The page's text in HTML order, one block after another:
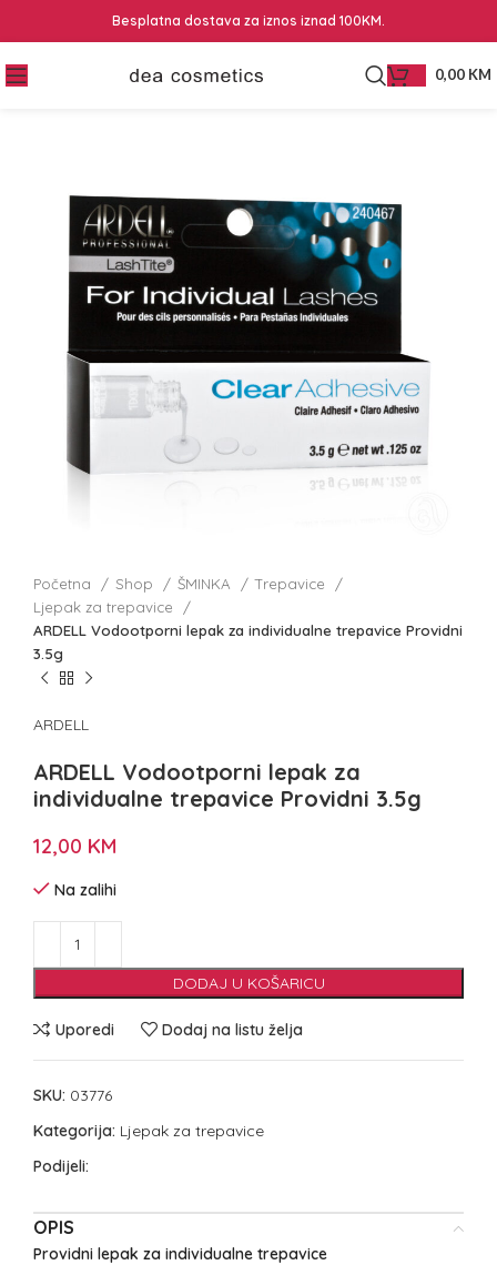
Besplatna dostava za iznos iznad 100KM.
0,00 KM
Početna Shop ŠMINKA
Trepavice
Ljepak za trepavice
ARDELL Vodootporni lepak za individualne trepavice Providni
3.5g
ARDELL
ARDELL Vodootporni lepak za
individualne trepavice Providni 3.5g
12,00 KM
Na zalihi
DODAJ U KOŠARICU
Uporedi Dodaj na listu želja
SKU: 03776
Kategorija: Ljepak za trepavice
Podijeli:
OPIS
Providni lepak za individualne trepavice